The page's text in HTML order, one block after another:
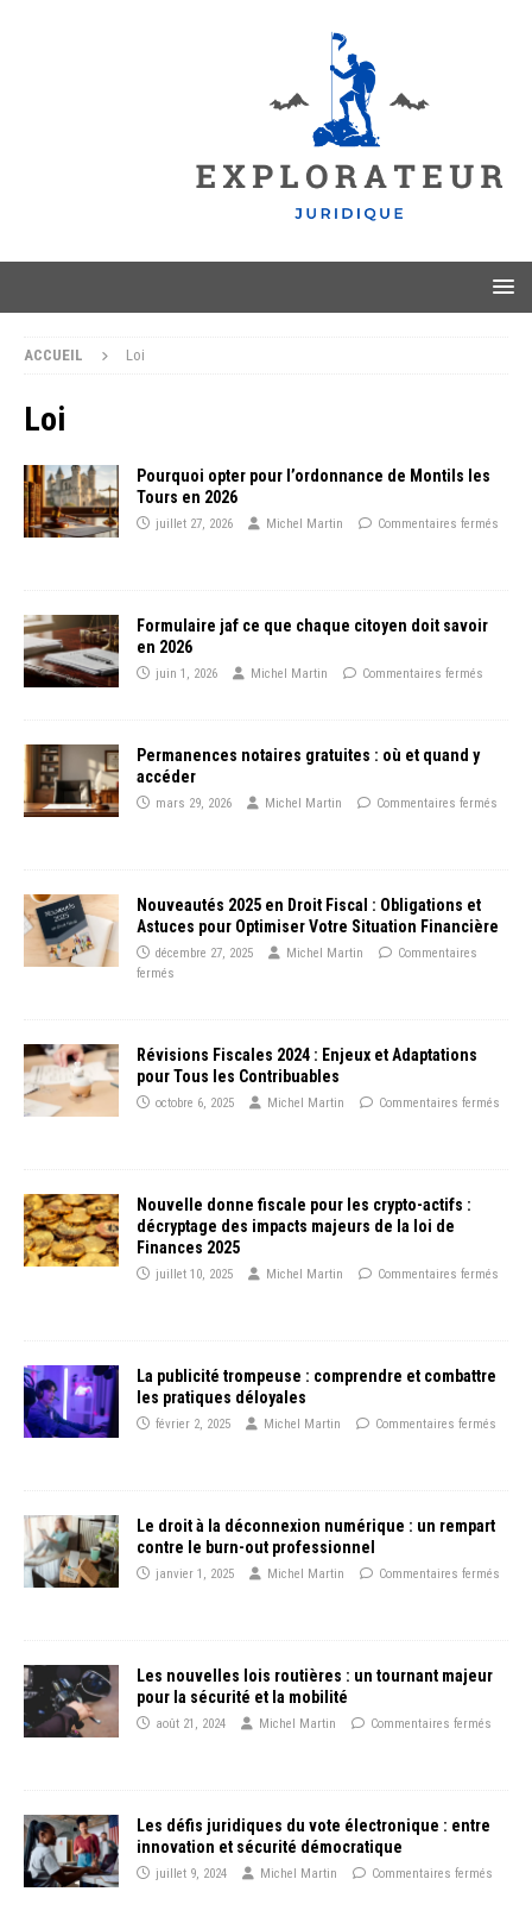
ACCUEIL Loi
Loi
Pourquoi opter pour l’ordonnance de Montils les
Tours en 2026
juillet 27, 2026 Michel Martin Commentaires fermés
Formulaire jaf ce que chaque citoyen doit savoir
en 2026
juin 1, 2026 Michel Martin Commentaires fermés
Permanences notaires gratuites : où et quand y
accéder
mars 29, 2026 Michel Martin Commentaires fermés
Nouveautés 2025 en Droit Fiscal : Obligations et
Astuces pour Optimiser Votre Situation Financière
décembre 27, 2025 Michel Martin
Commentaires
fermés
Révisions Fiscales 2024 : Enjeux et Adaptations
pour Tous les Contribuables
octobre 6, 2025 Michel Martin Commentaires fermés
Nouvelle donne fiscale pour les crypto-actifs :
décryptage des impacts majeurs de la loi de
Finances 2025
juillet 10, 2025 Michel Martin Commentaires fermés
La publicité trompeuse : comprendre et combattre
les pratiques déloyales
février 2, 2025 Michel Martin Commentaires fermés
Le droit à la déconnexion numérique : un rempart
contre le burn-out professionnel
janvier 1, 2025 Michel Martin Commentaires fermés
Les nouvelles lois routières : un tournant majeur
pour la sécurité et la mobilité
août 21, 2024 Michel Martin Commentaires fermés
Les défis juridiques du vote électronique : entre
innovation et sécurité démocratique
juillet 9, 2024 Michel Martin Commentaires fermés